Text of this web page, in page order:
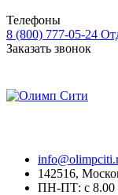
Телефоны
8 (800) 777-05-24
Заказать звонок
142516,
ПН-ПТ: с 8.00